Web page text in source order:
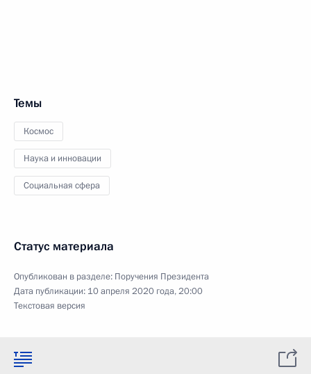
Темы
Космос
Наука и инновации
Социальная сфера
Статус материала
Опубликован в разделе: Поручения Президента
Дата публикации: 10 апреля 2020 года, 20:00
Текстовая версия